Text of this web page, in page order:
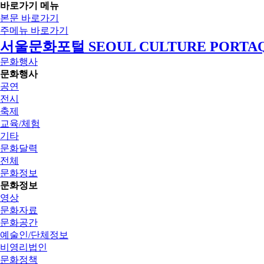
바로가기 메뉴
본문 바로가기
주메뉴 바로가기
서울문화포털 SEOUL CULTURE
문화행사
문화행사
공연
전시
축제
교육/체험
기타
문화달력
전체
문화정보
문화정보
영상
문화자료
문화공간
예술인/단체정보
비영리법인
문화정책